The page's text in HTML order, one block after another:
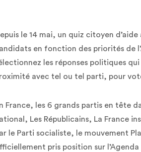
le 14 mai, un quiz citoyen
en fonction des priorités de
les réponses politiques
avec tel ou tel parti, pour
France, les 6 grands partis en tête
Les Républicains, La France
le Parti socialiste, le mouvement
pris position sur